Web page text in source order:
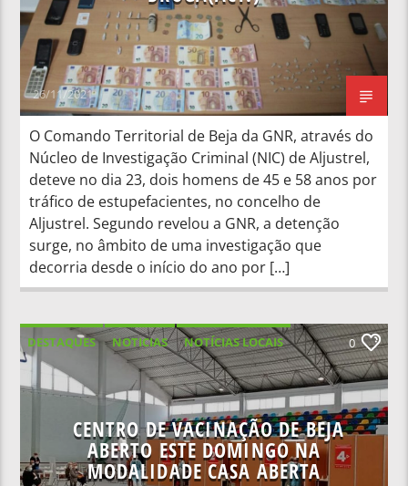
26/11/2021
O Comando Territorial de Beja da GNR, através do
Núcleo de Investigação Criminal (NIC) de Aljustrel,
deteve no dia 23, dois homens de 45 e 58 anos por
tráfico de estupefacientes, no concelho de
Aljustrel. Segundo revelou a GNR, a detenção
surge, no âmbito de uma investigação que
decorria desde o início do ano por […]
DESTAQUES NOTICIAS
NOTÍCIAS LOCAIS
NOTÍCIAS NACIONAIS
0
CENTRO DE VACINAÇÃO DE BEJA
ABERTO ESTE DOMINGO NA
MODALIDADE CASA ABERTA